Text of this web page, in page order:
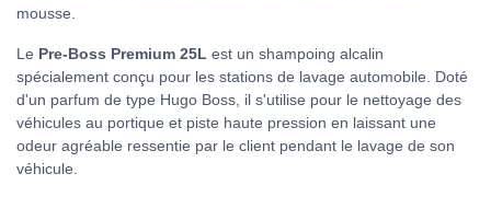
mousse.
Le Pre-Boss Premium 25L est un shampoing alcalin
spécialement conçu pour les stations de lavage automobile. Doté
d'un parfum de type Hugo Boss, il s'utilise pour le nettoyage des
véhicules au portique et piste haute pression en laissant une
odeur agréable ressentie par le client pendant le lavage de son
véhicule.